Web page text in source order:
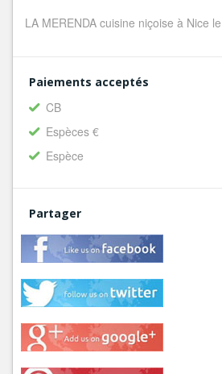
LA MERENDA cuisine niçoise à Nice
Paiements acceptés
CB
Espèces €
Espèce
Partager